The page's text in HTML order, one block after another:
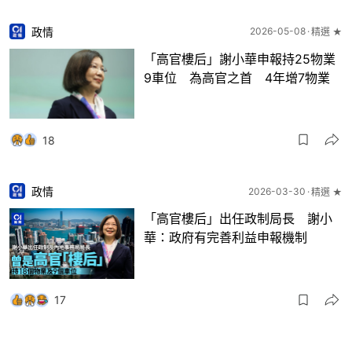
政情 2026-05-08 精選 ★
「高官樓后」謝小華申報持25物業
9車位 為高官之首 4年增7物業
18
政情 2026-03-30 精選 ★
「高官樓后」出任政制局長 謝小
華：政府有完善利益申報機制
17